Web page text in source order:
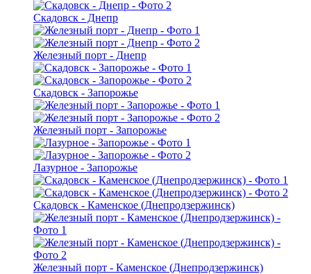
Скадовск - Днепр
Железный порт - Днепр
Скадовск - Запорожье
Железный порт - Запорожье
Лазурное - Запорожье
Скадовск - Каменское (Днепродзержинск)
Железный порт - Каменское (Днепродзержинск)